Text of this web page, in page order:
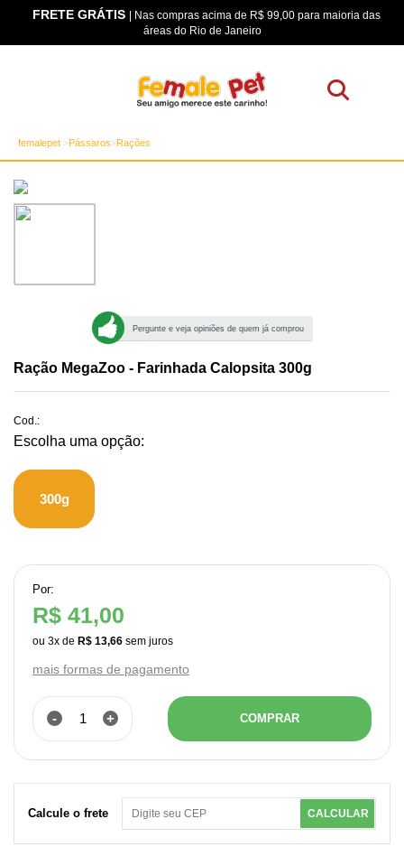
FRETE GRÁTIS | Nas compras acima de R$ 99,00 para maioria das
áreas do Rio de Janeiro
femalepet Pássaros Rações
Pergunte e veja opiniões de quem já comprou
Ração MegaZoo - Farinhada Calopsita 300g
Cod.:
300g
Por:
R$ 41,00
ou 3x de R$ 13,66
mais formas de pagamento
- + COMPRAR
Calcule o frete CALCULAR